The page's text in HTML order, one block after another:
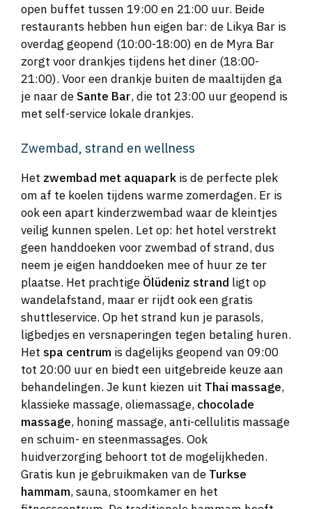
open buffet tussen 19:00 en 21:00 uur. Beide
restaurants hebben hun eigen bar: de Likya Bar is
overdag geopend (10:00-18:00) en de Myra Bar
zorgt voor drankjes tijdens het diner (18:00-
21:00). Voor een drankje buiten de maaltijden ga
je naar deSante Bar, die tot 23:00 uur geopend is
met self-service lokale drankjes.
Zwembad, strand en wellness
Het zwembad met aquapark is de perfecte plek
om af te koelen tijdens warme zomerdagen. Er is
ook een apart kinderzwembad waar de kleintjes
veilig kunnen spelen. Let op: het hotel verstrekt
geen handdoeken voor zwembad of strand, dus
neem je eigen handdoeken mee of huur ze ter
plaatse. Het prachtige Ölüdeniz strand ligt op
wandelafstand, maar er rijdt ook een gratis
shuttleservice. Op het strand kun je parasols,
ligbedjes en versnaperingen tegen betaling huren.
Het spa centrum is dagelijks geopend van 09:00
tot 20:00 uur en biedt een uitgebreide keuze aan
behandelingen. Je kunt kiezen uit Thai massage,
klassieke massage, oliemassage, chocolade
massage, honing massage, anti-cellulitis massage
en schuim- en steenmassages. Ook
huidverzorging behoort tot de mogelijkheden.
Gratis kun je gebruikmaken van de Turkse
hammam, sauna, stoomkamer en het